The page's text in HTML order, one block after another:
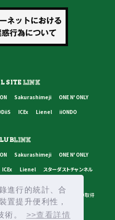
進行的統計、合
置提升便利性，
術。
>>查看詳情
SITELINK
Sakurashimeji
ONE N' ONLY
ICEx Lienel iiONDO
LINK
Sakurashimeji
ONE N' ONLY
ICEx Lienel スターダストチャンネル
推奨環境 ヘルプ・お問い合わせ
ID取得
ログイン